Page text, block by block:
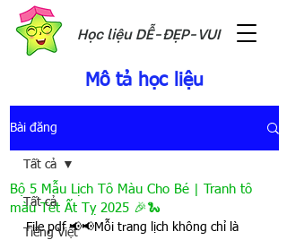
Học liệu DỄ-ĐẸP-VUI
Mô tả học liệu
Bài đăng
Tất cả
Tiếng Việt
Tất cả
Bộ 5 Mẫu Lịch Tô Màu Cho Bé | Tranh tô
màu Tết Ất Tỵ 2025 🎉🐍
File pdf 📢📢Mỗi trang lịch không chỉ là